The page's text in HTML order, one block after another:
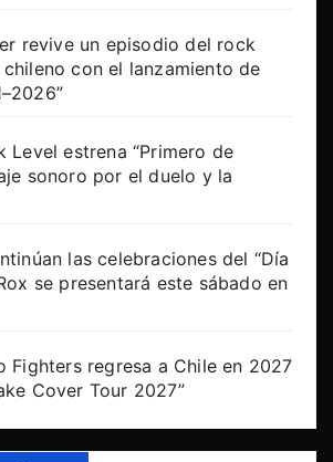
revive un episodio del rock
con el lanzamiento de
Level estrena “Primero de
sonoro por el duelo y la
las celebraciones del “Día
se presentará este sábado en
Fighters regresa a Chile en 2027
Cover Tour 2027”